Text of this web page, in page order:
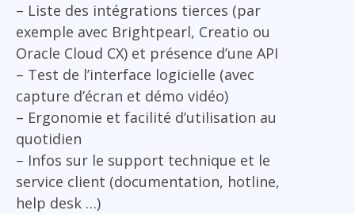
– Liste des intégrations tierces (par
exemple avec Brightpearl, Creatio ou
Oracle Cloud CX) et présence d’une API
– Test de l’interface logicielle (avec
capture d’écran et démo vidéo)
– Ergonomie et facilité d’utilisation au
quotidien
– Infos sur le support technique et le
service client (documentation, hotline,
help desk …)